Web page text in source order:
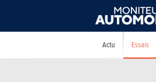
Actu Essais